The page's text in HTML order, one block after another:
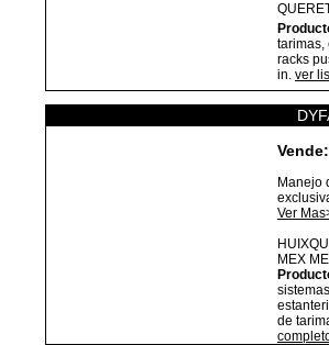
tarimas,
racks
in. ver
Vende:
Manejo
Ver
MEX
de